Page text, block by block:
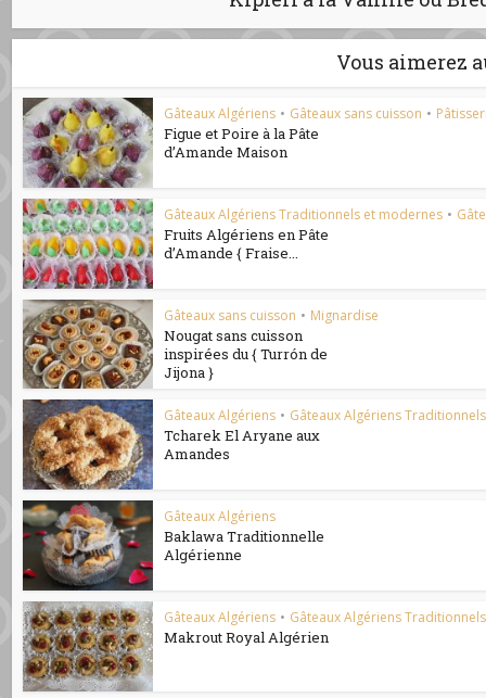
Vous aimerez
Gâteaux Algériens • Gâteaux sans cuisson •
Figue et Poire à la Pâte
d’Amande Maison
Gâteaux Algériens Traditionnels et modernes •
Fruits Algériens en Pâte
d’Amande { Fraise...
Gâteaux sans cuisson • Mignardise
Nougat sans cuisson
inspirées du { Turrón de
Jijona }
Gâteaux Algériens • Gâteaux Algériens
Tcharek El Aryane aux
Amandes
Gâteaux Algériens
Baklawa Traditionnelle
Algérienne
Gâteaux Algériens • Gâteaux Algériens
Makrout Royal Algérien